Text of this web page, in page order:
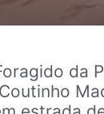
da